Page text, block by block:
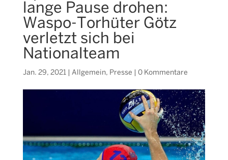
lange Pause drohen:
Waspo-Torhüter Götz
verletzt sich bei
Nationalteam
Jan. 29, 2021| Allgemein, Presse 0 Kommentare